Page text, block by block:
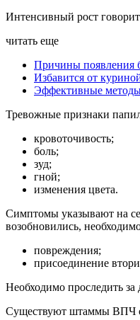
Интенсивный рост
читать еще
Причины появления
Избавится от
Эффективные
Тревожные признаки
кровоточивость;
боль;
зуд;
гной;
изменения цвета.
Симптомы указывают на
возобновились,
повреждения;
присоединение
Необходимо проследить за
Существуют штаммы ВПЧ с